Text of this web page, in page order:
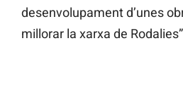
desenvolupament d’unes
millorar la xarxa de